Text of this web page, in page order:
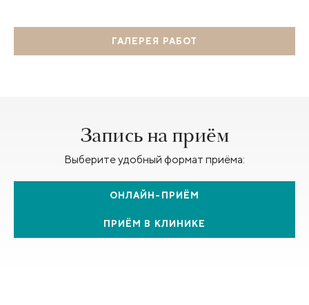
ГАЛЕРЕЯ РАБОТ
Запись на приём
Выберите удобный формат приёма:
ОНЛАЙН-ПРИЁМ
ПРИЁМ В КЛИНИКЕ